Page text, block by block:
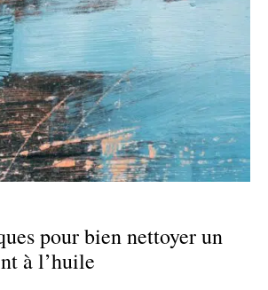
pour bien nettoyer un
à l’huile